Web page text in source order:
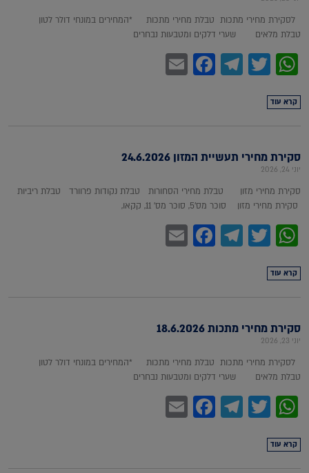
לסקירת מחירי מתכות טבלת מחירי מתכות *המחירים במונחי דולר לטון
טבלת מלאים שערי דלקים ומטבעות נבחרים
WhatsApp
Twitter
Telegram
Facebook
קרא עוד
סקירת מחירי תעשיית המזון 24.6.2026
יוני 24, 2026
סקירת מחירי מזון טבלת מחירי הסחורות טבלת נקודות פרוורד טבלת ריביות
סקירת מחירי מזון סוכר מס'5, סוכר מס' 11, קקאו,
WhatsApp
Twitter
Telegram
Facebook
קרא עוד
סקירת מחירי מתכות 18.6.2026
יוני 23, 2026
לסקירת מחירי מתכות טבלת מחירי מתכות *המחירים במונחי דולר לטון
טבלת מלאים שערי דלקים ומטבעות נבחרים
WhatsApp
Twitter
Telegram
Facebook
קרא עוד